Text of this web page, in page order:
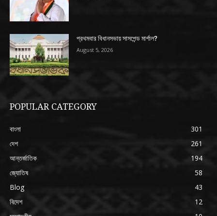
প্রথমবার বিধানসভায় সাসপেন্ড মার্শাল?
August 5, 2026
POPULAR CATEGORY
বাংলা
301
দেশ
261
আন্তর্জাতিক
194
জ্যোতিষ
58
Blog
43
বিদেশ
12